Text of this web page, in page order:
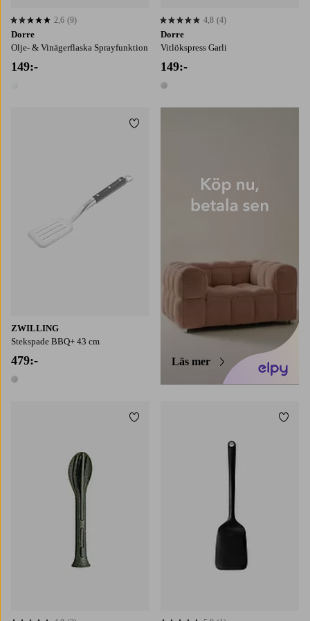
Dorre
Olje- & Vinägerflaska Sprayfunktion
149:-
2,6 baserat på 9 st betyg
2,6 (9)
Dorre
Vitlökspress Garli
149:-
1 färg
4,8 baserat på 4 st betyg
4,8 (4)
ZWILLING
Stekspade BBQ+ 43 cm
479:-
1 färg
Lägg till i favoriter
Läs mer
Lägg till i favoriter